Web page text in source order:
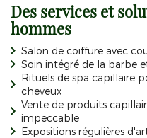
Des services et
hommes
Salon de coiffure avec
Soin intégré de la barbe
Rituels de spa capillaire
cheveux
Vente de produits
impeccable
Expositions régulières